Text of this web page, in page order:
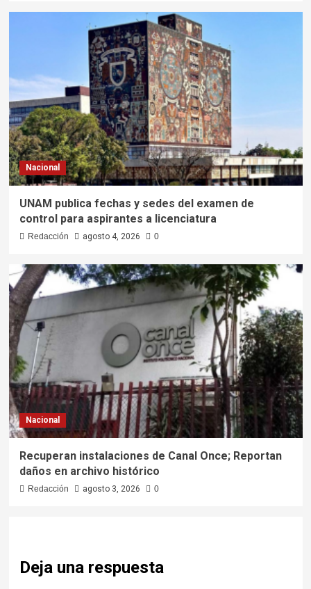
Nacional
UNAM publica fechas y sedes del examen de
control para aspirantes a licenciatura
Redacción agosto 4, 2026 0
Nacional
Recuperan instalaciones de Canal Once; Reportan
daños en archivo histórico
Redacción agosto 3, 2026 0
Deja una respuesta